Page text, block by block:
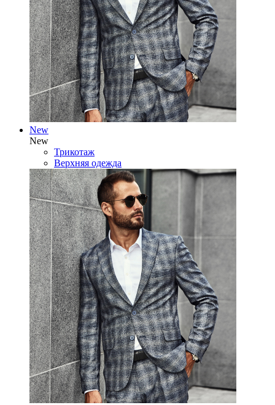
New
New
Трикотаж
Верхняя одежда